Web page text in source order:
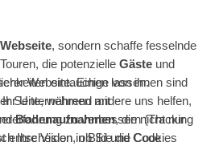
Webseite, sondern schaffe fesselnde
die potenzielle Gäste und
eintauchen lassen.
Unternehmen mit
Bodenaufnahmen, die nicht nur
Ihre Vision in Bild und Code
Website. Einige von ihnen sind
Seite, während andere uns helfen,
zu verbessern (Tracking
entscheiden, ob Sie die Cookies